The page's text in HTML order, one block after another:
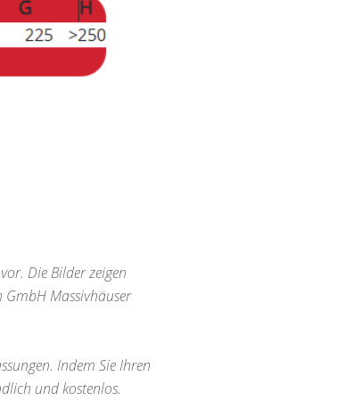
Die Bilder zeigen
Massivhäuser
Indem Sie Ihren
und kostenlos.